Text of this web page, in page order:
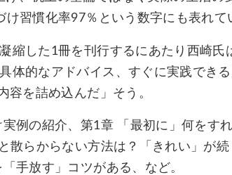
習慣化率97％という数字にも表れて
縮した1冊を刊行するにあたり西崎氏
体的なアドバイス、すぐに実践でき
容を詰め込んだ」そう。
例の紹介、第1章 「最初に」何をす
散らからない方法は？「きれい」が
手放す」コツがある、など。